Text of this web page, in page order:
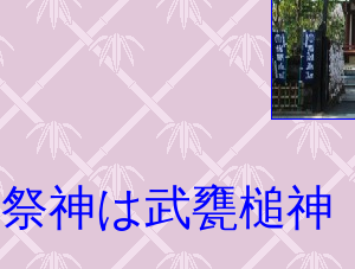
祭神は武甕槌神